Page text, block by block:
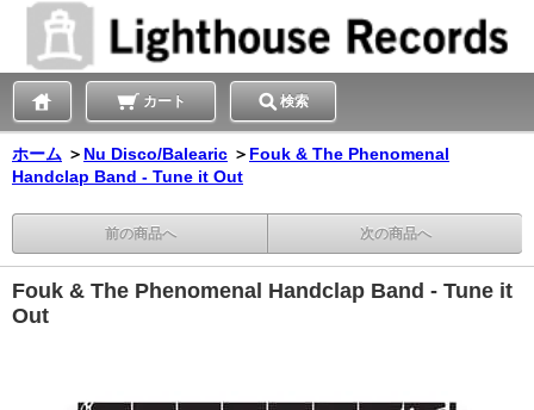
カート 検索
ホーム ＞ Nu Disco/Balearic ＞ Fouk & The Phenomenal
Handclap Band - Tune it Out
前の商品へ 次の商品へ
Fouk & The Phenomenal Handclap Band - Tune it
Out